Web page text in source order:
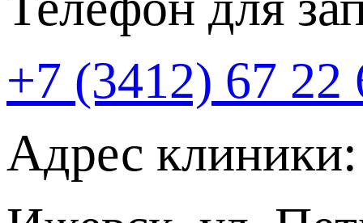
+7 (3412) 67 22
Адрес клиники: